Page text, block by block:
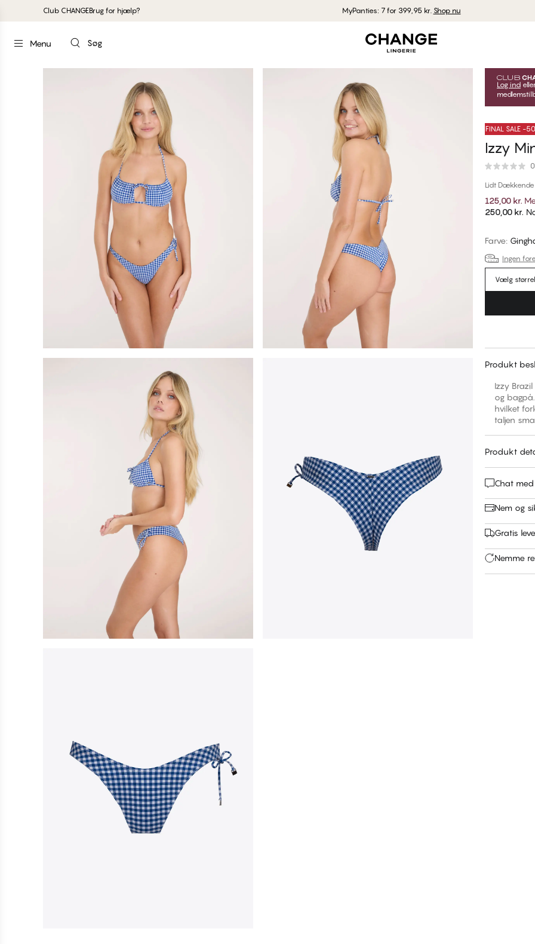
Club CHANGEBrug for hjælp? MyPanties: 7 for 399,95 kr. Shop nu
Menu Søg
Log ind
FINAL SALE -
Izzy
Lidt Dækkende
125,00 kr.
250,00 kr.
Farve:
Ingen
Vælg
Produkt
Izzy
og
hvilket
taljen
Produkt
Chat
Nem og
Gratis
Nemme